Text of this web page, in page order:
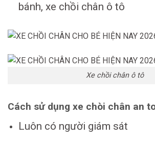
bánh, xe chồi chân ô tô
Xe chồi chân ô tô
Cách sử dụng xe chòi chân an
Luôn có người giám sát